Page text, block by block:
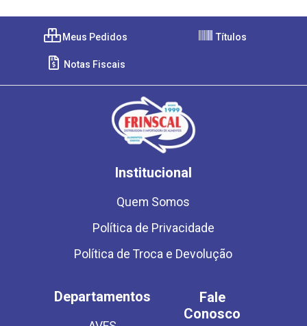
Meus Pedidos Títulos
Notas Fiscais
Institucional
Quem Somos
Política de Privacidade
Política de Troca e Devolução
Departamentos
Fale
Conosco